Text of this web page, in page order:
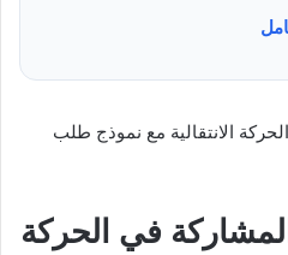
الانتقالية مع نموذج طلب
في الحركة